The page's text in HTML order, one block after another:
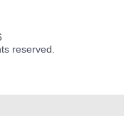
reserved.